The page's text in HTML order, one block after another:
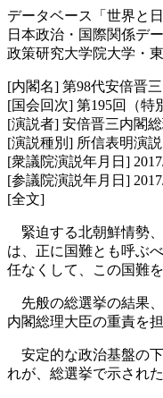
データベース「世界と
日本政治・国際関係デ
政策研究大学院大学・
[内閣名] 第98代安倍晋三
[国会回次] 第195回（特
[演説者] 安倍晋三内閣
[演説種別] 所信表明演説
[衆議院演説年月日]
[参議院演説年月日]
[全文]
緊迫する北朝鮮情勢
は、正に国難とも呼ぶ
任なくして、この国難
先般の総選挙の結果、
内閣総理大臣の重責を
安定的な政治基盤の
れが、総選挙で示され